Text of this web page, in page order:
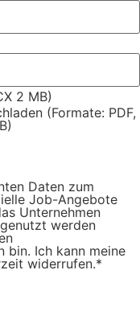
2 MB)
(Formate: PDF,
Daten zum
Job-Angebote
Unternehmen
werden
bin. Ich kann meine
widerrufen.*